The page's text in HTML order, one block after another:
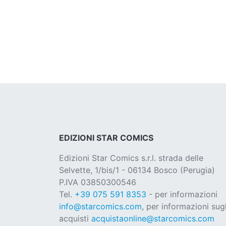
EDIZIONI STAR COMICS
Edizioni Star Comics s.r.l. strada delle
Selvette, 1/bis/1 - 06134 Bosco (Perugia)
P.IVA 03850300546
Tel. +39 075 591 8353 - per informazioni
info@starcomics.com, per informazioni
acquisti acquistaonline@starcomics.com